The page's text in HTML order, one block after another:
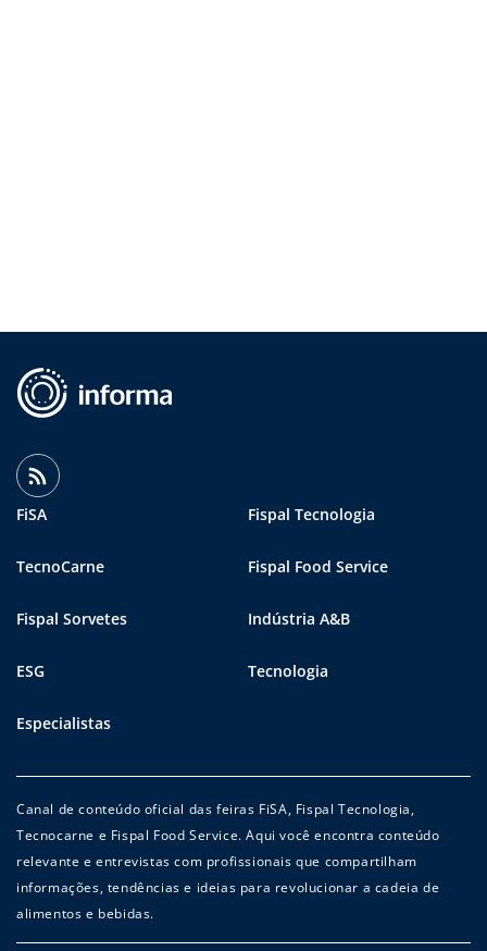
FiSA Fispal Tecnologia
TecnoCarne Fispal Food Service
Fispal Sorvetes Indústria A&B
ESG Tecnologia
Especialistas
Canal de conteúdo oficial das feiras FiSA, Fispal Tecnologia,
Tecnocarne e Fispal Food Service. Aqui você encontra conteúdo
relevante e entrevistas com profissionais que compartilham
informações, tendências e ideias para revolucionar a cadeia de
alimentos e bebidas.